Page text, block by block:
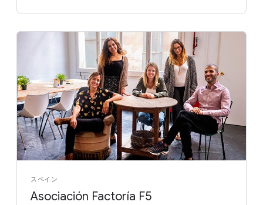
スペイン
Asociación Factoría F5